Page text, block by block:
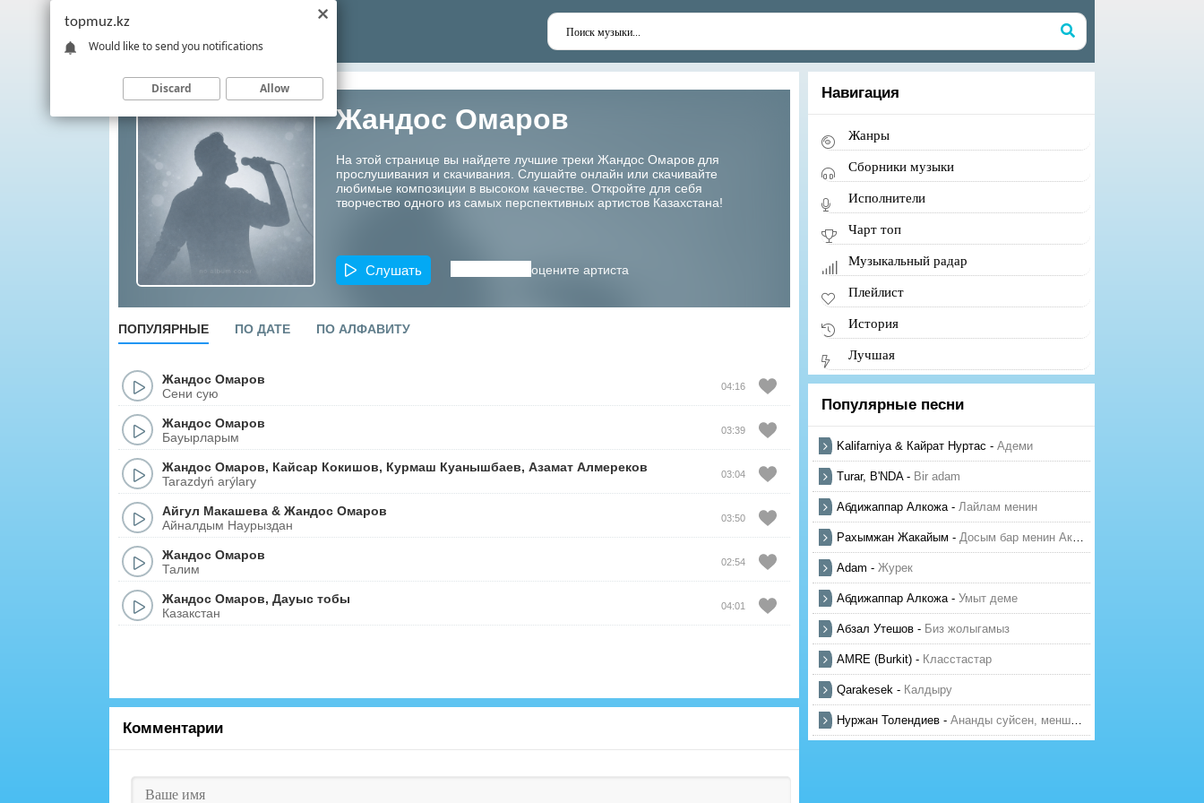
Жандос Омаров
На этой странице вы найдете лучшие треки Жандос Омаров для
прослушивания и скачивания. Слушайте онлайн или скачивайте
любимые композиции в высоком качестве. Откройте для себя
творчество одного из самых перспективных артистов Казахстана!
Слушать оцените артиста
ПОПУЛЯРНЫЕ ПО ДАТЕ ПО АЛФАВИТУ
Жандос Омаров
Сени сую
04:16
Жандос Омаров
Бауырларым
03:39
Жандос Омаров, Кайсар Кокишов, Курмаш Куанышбаев, Азамат Алмереков
Tarazdyń arýlary
03:04
Айгул Макашева & Жандос Омаров
Айналдым Наурыздан
03:50
Жандос Омаров
Талим
02:54
Жандос Омаров, Дауыс тобы
Казакстан
04:01
Комментарии
Навигация
Жанры
Сборники музыки
Исполнители
Чарт топ
Музыкальный радар
Плейлист
История
Лучшая
Популярные песни
Kalifarniya & Кайрат Нуртас - Адеми
Turar, B'NDA- Bir adam
Абдижаппар Алкожа- Лайлам менин
Рахымжан Жакайым - Досым бар менин Актауда
Adam - Журек
Абдижаппар Алкожа- Умыт деме
Абзал Утешов - Биз жолыгамыз
AMRE (Burkit) - Класстастар
Qarakesek - Калдыру
Нуржан Толендиев - Ананды суйсен, менше суй
topmuz.kz
Would like to send you notifications
Discard Allow